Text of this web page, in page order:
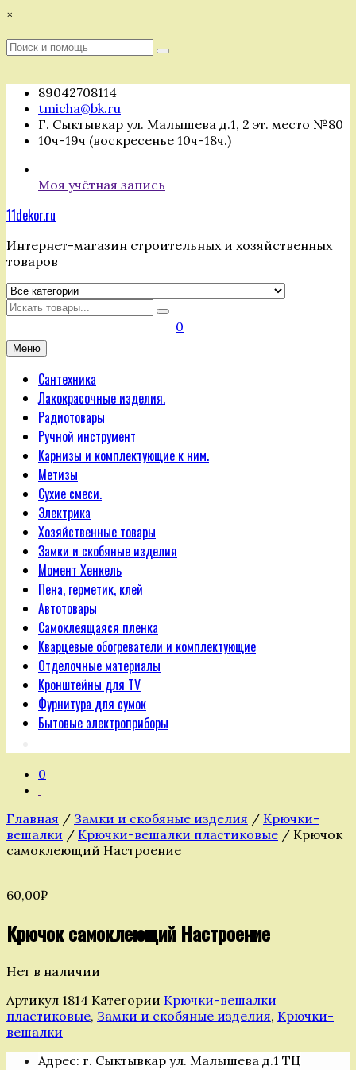
Перейти
содержимому
×
Поиск
Поиск
89042708114
tmicha@bk.ru
Г. Сыктывкар ул. Малышева д.1, 2 эт. место №80
10ч-19ч (воскресенье 10ч-18ч.)
Моя учётная запись
11dekor.ru
Интернет-магазин строительных и хозяйственных
товаров
Искать
0
Меню
Сантехника
Лакокрасочные изделия.
Радиотовары
Ручной инструмент
Карнизы и комплектующие к ним.
Метизы
Сухие смеси.
Электрика
Хозяйственные товары
Замки и скобяные изделия
Момент Хенкель
Пена, герметик, клей
Автотовары
Самоклеящаяся пленка
Кварцевые обогреватели и комплектующие
Отделочные материалы
Кронштейны для TV
Фурнитура для сумок
Бытовые электроприборы
0
Главная / Замки и скобяные изделия / Крючки-
вешалки / Крючки-вешалки пластиковые / Крючок
самоклеющий Настроение
60,00₽
Крючок самоклеющий Настроение
Нет в наличии
Артикул 1814 Категории Крючки-вешалки
пластиковые, Замки и скобяные изделия, Крючки-
вешалки
Адрес: г. Сыктывкар ул. Малышева д.1 ТЦ